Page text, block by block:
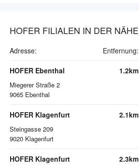
HOFER FILIALEN IN DER NÄHE
Adresse: Entfernung:
HOFER Ebenthal
Miegerer Straße 2
9065 Ebenthal
1.2km
HOFER Klagenfurt
Steingasse 209
9020 Klagenfurt
2.1km
HOFER Klagenfurt 2.3km